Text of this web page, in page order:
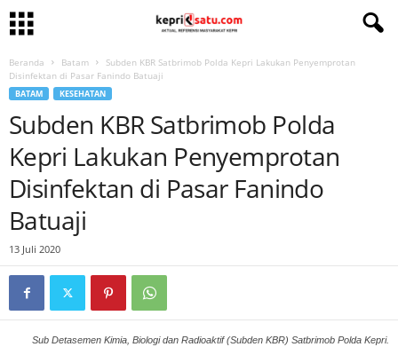
Beranda Batam
Subden KBR Satbrimob Polda Kepri Lakukan Penyemprotan
Disinfektan di Pasar Fanindo Batuaji
BATAM KESEHATAN
Subden KBR Satbrimob Polda
Kepri Lakukan Penyemprotan
Disinfektan di Pasar Fanindo
Batuaji
13 Juli 2020
Sub Detasemen Kimia, Biologi dan Radioaktif (Subden KBR) Satbrimob Polda Kepri.